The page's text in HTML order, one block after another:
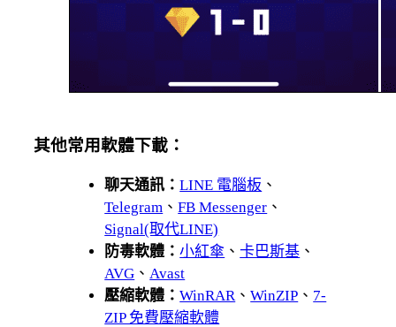
其他常用軟體下載：
聊天通訊：LINE 電腦板 、
Telegram 、FB Messenger 、
Signal(取代LINE)
防毒軟體：小紅傘 、卡巴斯基 、
AVG 、 Avast
壓縮軟體：WinRAR 、WinZIP 、 7-
ZIP 免費壓縮軟體